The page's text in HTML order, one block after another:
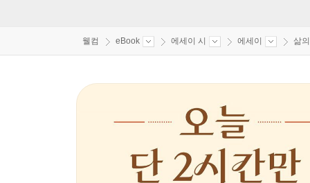
웰컴 eBook 에세이 시 에세이 삶